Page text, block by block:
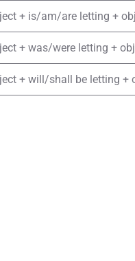
+ is/am/are letting +
+ was/were letting +
+ will/shall be letting +